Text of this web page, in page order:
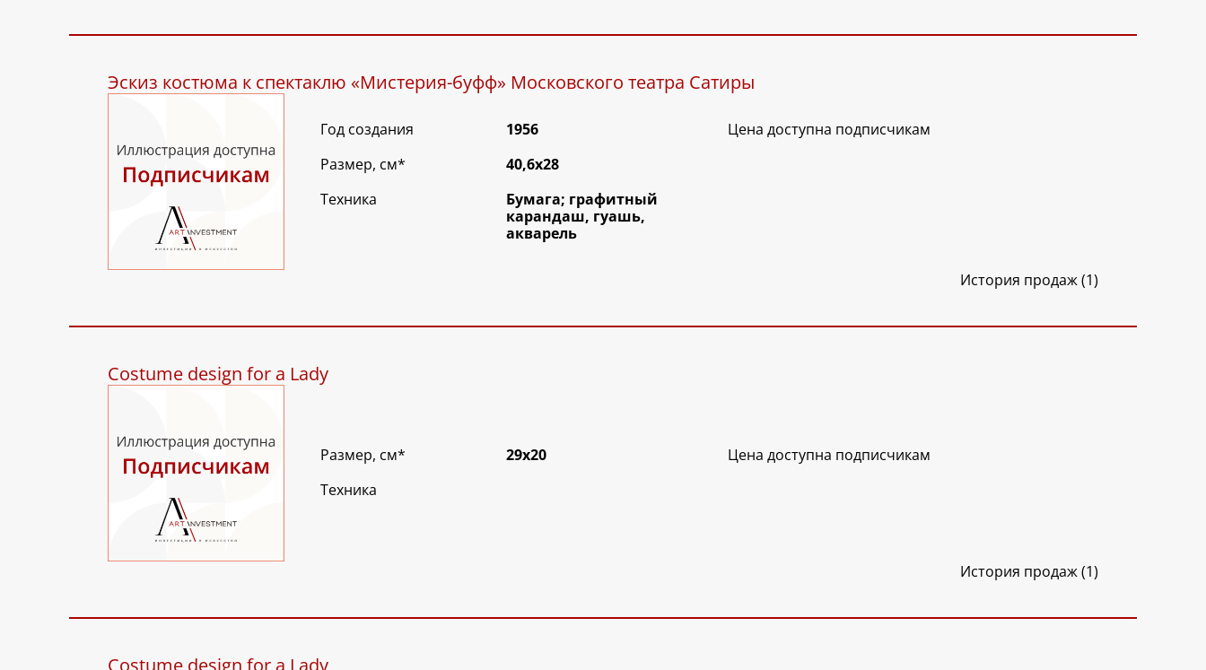
Эскиз костюма к спектаклю «Мистерия-буфф» Московского театра Сатиры
Год создания
1956
Размер, см*
40,6х28
Техника
Бумага; графитный
карандаш, гуашь,
акварель
Цена доступна подписчикам
История продаж (1)
Costume design for a Lady
Размер, см*
29х20
Техника
Цена доступна подписчикам
История продаж (1)
Costume design for a Lady